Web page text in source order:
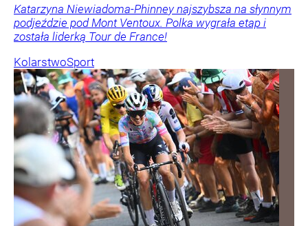
Katarzyna Niewiadoma-Phinney najszybsza na słynnym
podjeździe pod Mont Ventoux. Polka wygrała etap i
została liderką Tour de France!
KolarstwoSport